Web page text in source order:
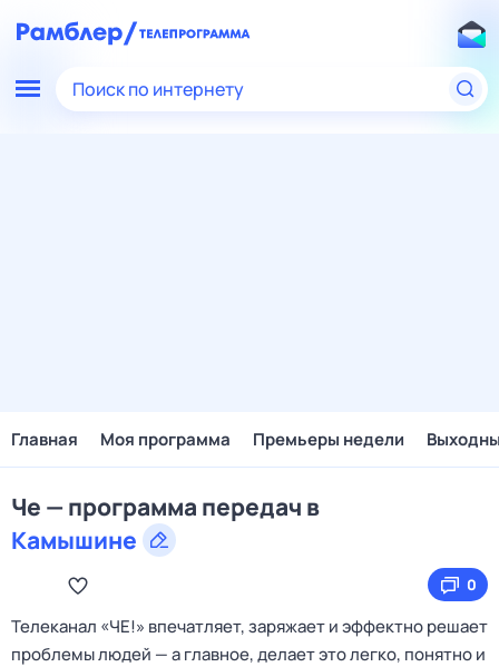
Поиск по интернету
Главная Моя программа Премьеры недели
Че — программа передач в
Камышине
0
Телеканал «ЧЕ!» впечатляет, заряжает и эффектно решает
проблемы людей — а главное, делает это легко, понятно и